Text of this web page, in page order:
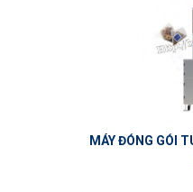
MÁY ĐÓNG GÓI